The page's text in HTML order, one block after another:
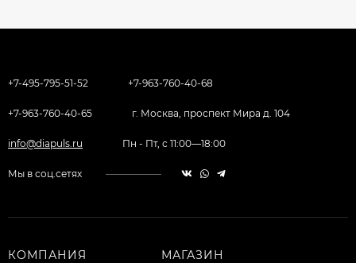
+7-495-795-51-52 +7-963-760-40-68
+7-963-760-40-65 г. Москва, проспект Мира д. 104
info@diapuls.ru Пн - Пт, с 11:00—18:00
Мы в соц.сетях
КОМПАНИЯ МАГАЗИН